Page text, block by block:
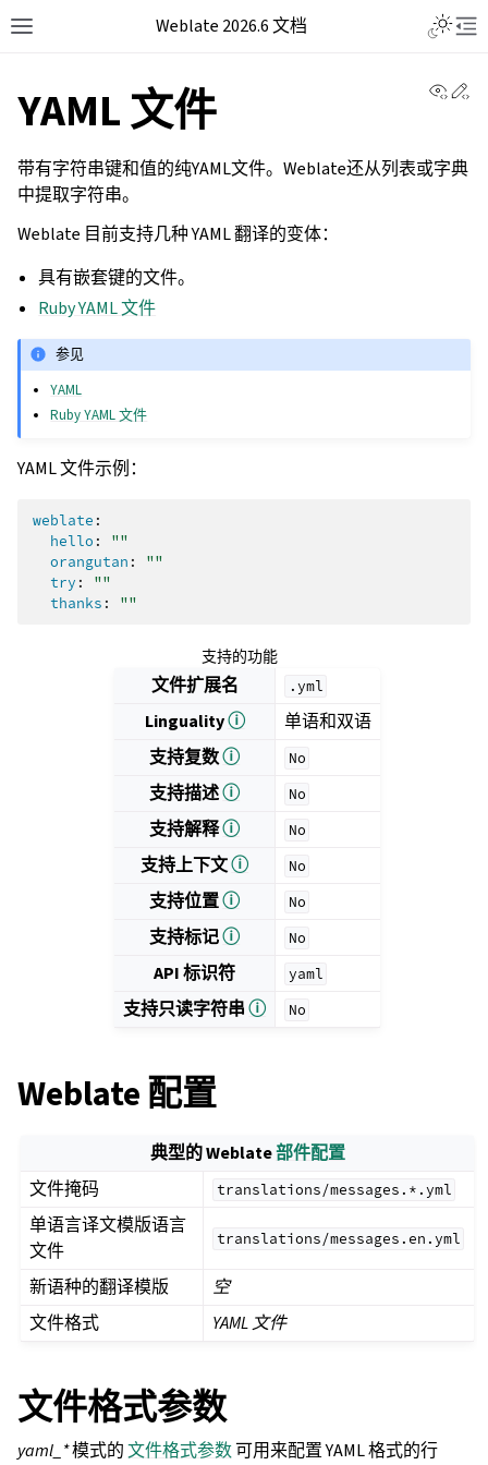
Weblate 2026.6 文档
YAML 文件
带有字符串键和值的纯YAML文件。Weblate还从列表或字典
中提取字符串。
Weblate 目前支持几种 YAML 翻译的变体：
具有嵌套键的文件。
Ruby YAML 文件
参见
YAML
Ruby YAML 文件
YAML 文件示例：
weblate :
hello :
""
orangutan :
""
try :
""
thanks : ""
支持的功能
文件扩展名 .yml
Lingualityⓘ
单语和双语
支持复数ⓘ No
支持描述ⓘ No
支持解释ⓘ No
支持上下文ⓘ No
支持位置ⓘ No
支持标记ⓘ No
API 标识符 yaml
支持只读字符串ⓘ No
Weblate 配置
典型的 Weblate部件配置
文件掩码
translations/messages.*.yml
单语言译文模版语言
文件
translations/messages.en.yml
新语种的翻译模版
空
文件格式
YAML 文件
文件格式参数
yaml_*模式的文件格式参数可用来配置 YAML 格式的行